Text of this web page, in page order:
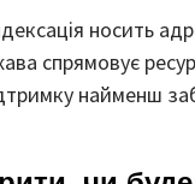
носить
спрямовує
найменш